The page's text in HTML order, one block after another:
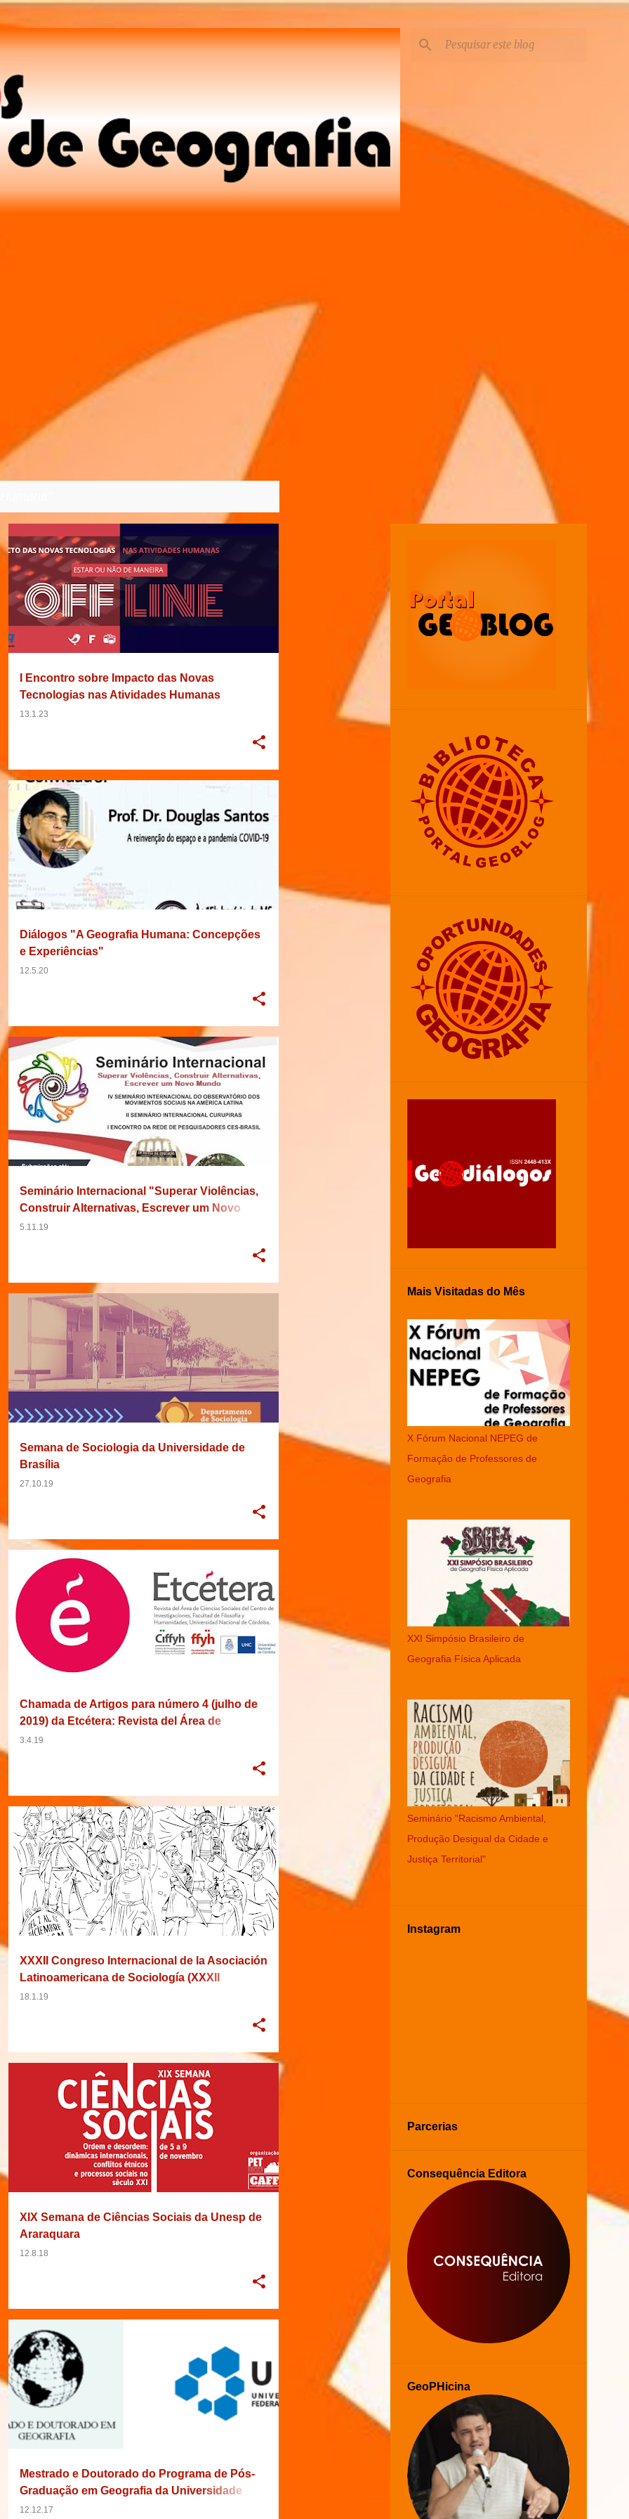
I Encontro sobre Impacto das Novas
Tecnologias nas Atividades Humanas
13.1.23
02/03/2023 2023 BRASIL ENCONTRO
Diálogos "A Geografia Humana: Concepções
e Experiências"
12.5.20
2020 BRASIL
Seminário Internacional "Superar Violências,
Construir Alternativas, Escrever um Novo
Mundo"; IV Seminário Internacional do
Pesquisadores CES-Brasil
5.11.19
15/11/2019 2019 AMÉRICA LATINA BRASIL +9
Semana de Sociologia da Universidade de
Brasília
27.10.19
BRASÍLIA DISTRITO FEDERAL
Chamada de Artigos para número 4 (julho de
2019) da Etcétera: Revista del Área de
Ciencias Sociales
3.4.19
01/05/2019 2019 ANTROPOLOGIA
XXXII Congreso Internacional de la Asociación
Latinoamericana de Sociología (XXXII
Congresso Internacional da Associação
18.1.19
2019 31/01/2019 AMÉRICA LATINA 7
XIX Semana de Ciências Sociais da Unesp de
Araraquara
12.8.18
05/10/2018 ANTROPOLOGIA BRASIL
Mestrado e Doutorado do Programa de Pós-
Graduação em Geografia da Universidade
Federal de Goiás
12.12.17
12/01/2018
Mais Visitadas do Mês
X Fórum Nacional NEPEG de
Formação de Professores de
Geografia
XXI Simpósio Brasileiro de
Geografia Física Aplicada
Seminário "Racismo Ambiental,
Produção Desigual da Cidade e
Justiça Territorial"
Instagram
Parcerias
Consequência Editora
GeoPHicina